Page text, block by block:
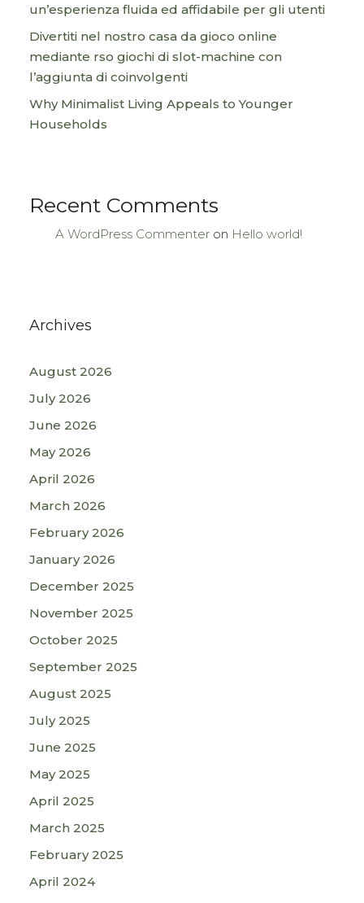
un’esperienza fluida ed affidabile per gli utenti
Divertiti nel nostro casa da gioco online
mediante rso giochi di slot-machine con
l’aggiunta di coinvolgenti
Why Minimalist Living Appeals to Younger
Households
Recent Comments
A WordPress Commenter on Hello world!
Archives
August 2026
July 2026
June 2026
May 2026
April 2026
March 2026
February 2026
January 2026
December 2025
November 2025
October 2025
September 2025
August 2025
July 2025
June 2025
May 2025
April 2025
March 2025
February 2025
April 2024